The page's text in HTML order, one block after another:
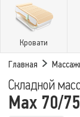
Кровати
Главная
Складной
Max 70/75